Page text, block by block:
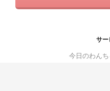
サー
今日のわんち